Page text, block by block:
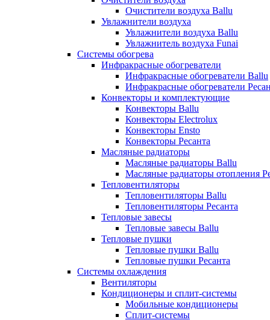
Очистители воздуха Ballu
Увлажнители воздуха
Увлажнители воздуха Ballu
Увлажнитель воздуха Funai
Системы обогрева
Инфракрасные обогреватели
Инфракрасные обогреватели Ballu
Инфракрасные обогреватели
Конвекторы и комплектующие
Конвекторы Ballu
Конвекторы Electrolux
Конвекторы Ensto
Конвекторы Ресанта
Масляные радиаторы
Масляные радиаторы Ballu
Масляные радиаторы отопления
Тепловентиляторы
Тепловентиляторы Ballu
Тепловентиляторы Ресанта
Тепловые завесы
Тепловые завесы Ballu
Тепловые пушки
Тепловые пушки Ballu
Тепловые пушки Ресанта
Системы охлаждения
Вентиляторы
Кондиционеры и сплит-системы
Мобильные кондиционеры
Сплит-системы